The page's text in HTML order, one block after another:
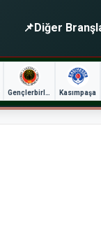
📌Diğer
Gençlerbirliği Kasımpaşa